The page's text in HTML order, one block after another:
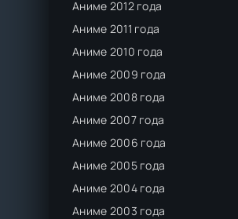
Аниме 2012 года
Аниме 2011 года
Аниме 2010 года
Аниме 2009 года
Аниме 2008 года
Аниме 2007 года
Аниме 2006 года
Аниме 2005 года
Аниме 2004 года
Аниме 2003 года